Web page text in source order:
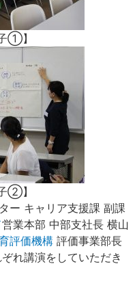
①】
②】
ー キャリア支援課 副課
営業本部 中部支社長 横山
評価機構 評価事業部長
れ講演をしていただき